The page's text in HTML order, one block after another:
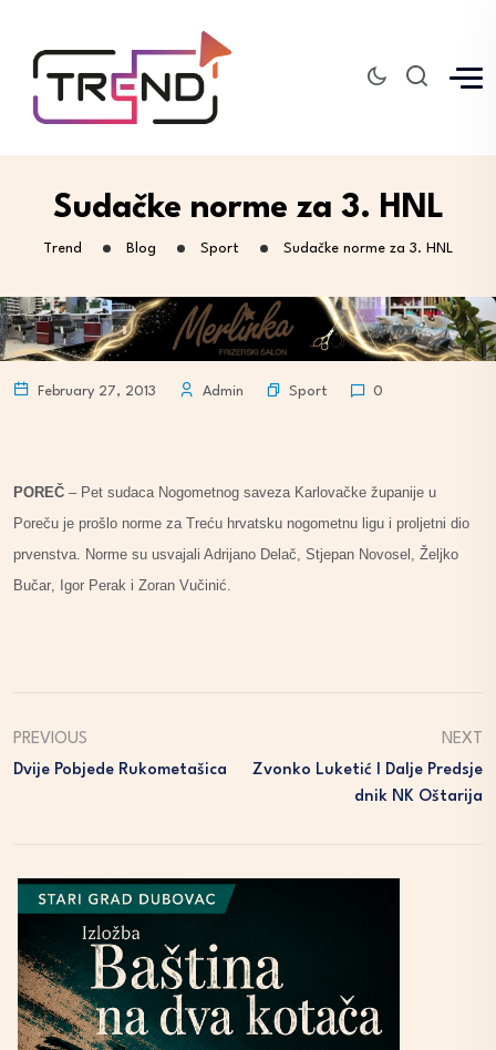
Sudačke norme za 3. HNL
Trend Blog Sport Sudačke norme za 3. HNL
February 27, 2013 Admin Sport 0
POREČ – Pet sudaca Nogometnog saveza Karlovačke županije u
Poreču je prošlo norme zaTreću hrvatsku nogometnu ligu i proljetni dio
prvenstva. Norme su usvajali Adrijano Delač, Stjepan Novosel , Željko
Bučar, Igor Perak i Zoran Vučinić.
PREVIOUS
Dvije Pobjede Rukometašica
NEXT
Zvonko Luketić I Dalje Predsje
Dnik NK Oštarija